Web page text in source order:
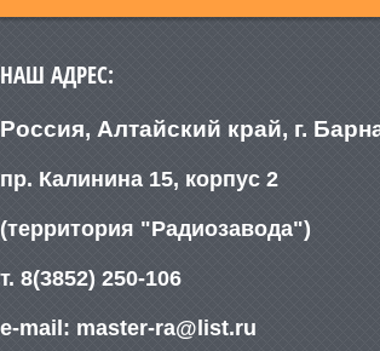
НАШ АДРЕС:
Россия, Алтайский край, г.
пр. Калинина 15, корпус 2
(территория "Радиозавода")
т. 8(3852) 250-106
e-mail: master-ra@list.ru